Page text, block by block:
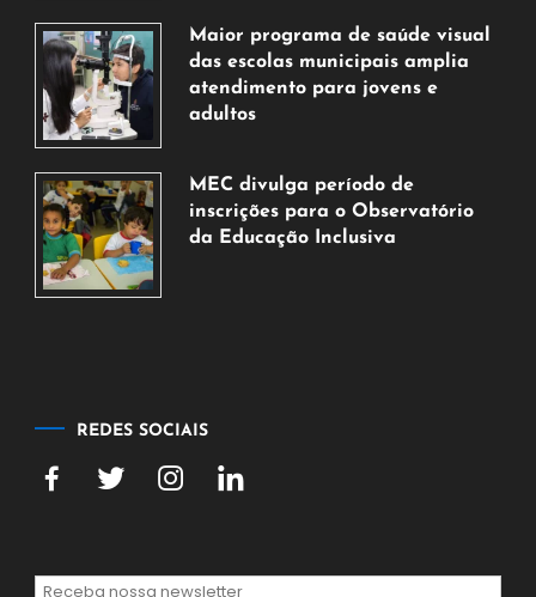
de
agosto
de
2026
Maior programa de saúde visual
das escolas municipais amplia
atendimento para jovens e
adultos
de
agosto
de
MEC divulga período de
inscrições para o Observatório
da Educação Inclusiva
REDES SOCIAIS